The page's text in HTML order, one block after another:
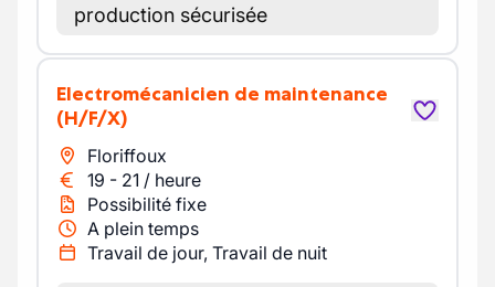
production sécurisée
Electromécanicien de maintenance
(H/F/X)
Floriffoux
19 - 21 / heure
Possibilité fixe
A plein temps
Travail de jour, Travail de nuit